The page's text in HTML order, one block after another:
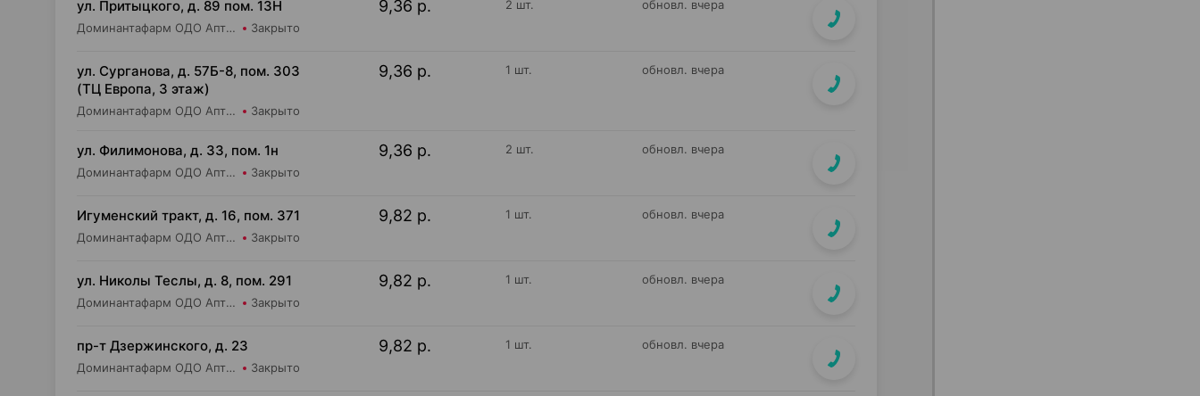
ул. Притыцкого, д. 89 пом. 13Н
Доминантафарм ОДО Аптека №1 Закрыто
9,36 р. 2 шт. обновл. вчера
ул. Сурганова, д. 57Б-8, пом. 303
(ТЦ Европа, 3 этаж)
Доминантафарм ОДО Аптека №37 Закрыто
9,36 р. 1 шт. обновл. вчера
ул. Филимонова, д. 33, пом. 1н
Доминантафарм ОДО Аптека №11 Закрыто
9,36 р. 2 шт. обновл. вчера
Игуменский тракт, д. 16, пом. 371
Доминантафарм ОДО Аптека №2 Закрыто
9,82 р. 1 шт. обновл. вчера
ул. Николы Теслы, д. 8, пом. 291
Доминантафарм ОДО Аптека №25 Закрыто
9,82 р. 1 шт. обновл. вчера
пр-т Дзержинского, д. 23
Доминантафарм ОДО Аптека №32 Закрыто
9,82 р. 1 шт. обновл. вчера